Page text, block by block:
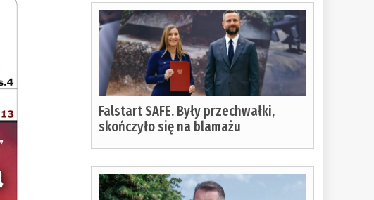
Falstart SAFE. Były przechwałki,
skończyło się na blamażu